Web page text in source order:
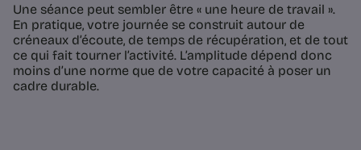
Une séance peut sembler être « une heure de travail ».
En pratique, votre journée se construit autour de
créneaux d’écoute, de temps de récupération, et de tout
ce qui fait tourner l’activité. L’amplitude dépend donc
moins d’une norme que de votre capacité à poser un
cadre durable.